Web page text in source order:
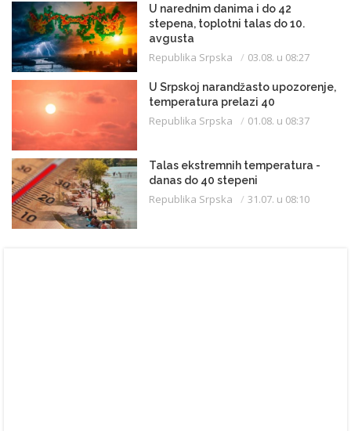
U narednim danima i do 42
stepena, toplotni talas do 10.
avgusta
Republika Srpska 03.08. u 08:27
U Srpskoj narandžasto upozorenje,
temperatura prelazi 40
Republika Srpska 01.08. u 08:37
Talas ekstremnih temperatura -
danas do 40 stepeni
Republika Srpska 31.07. u 08:10